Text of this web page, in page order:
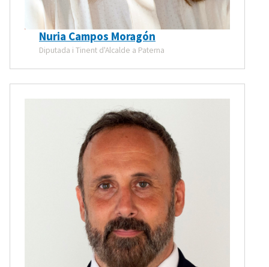
Nuria Campos Moragón
Diputada i Tinent d'Alcalde a Paterna